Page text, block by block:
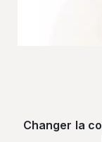
Changer la